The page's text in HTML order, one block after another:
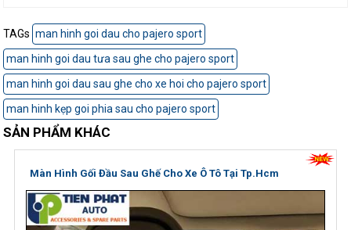
TAGs man hinh goi dau cho pajero sport
man hinh goi dau tưa sau ghe cho pajero sport
man hinh goi dau sau ghe cho xe hoi cho pajero sport
man hinh kẹp goi phia sau cho pajero sport
SẢN PHẨM KHÁC
Màn Hình Gối Đầu Sau Ghế Cho Xe Ô Tô Tại Tp.Hcm